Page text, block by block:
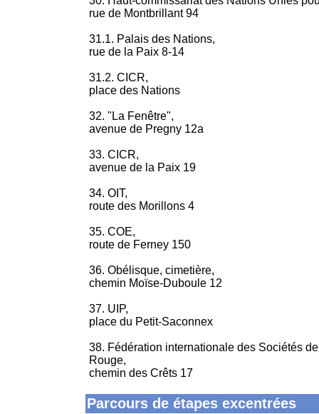
rue de Montbrillant 94
31.1. Palais des Nations,
rue de la Paix 8-14
31.2. CICR,
place des Nations
32. "La Fenêtre",
avenue de Pregny 12a
33. CICR,
avenue de la Paix 19
34. OIT,
route des Morillons 4
35. COE,
route de Ferney 150
36. Obélisque, cimetière,
chemin Moïse-Duboule 12
37. UIP,
place du Petit-Saconnex
38. Fédération internationale des Sociétés
Rouge,
chemin des Crêts 17
Parcours de étapes excentrées